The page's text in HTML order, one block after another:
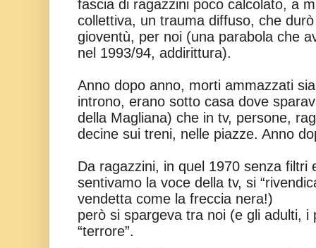
fascia di ragazzini poco calcolato, a
collettiva, un trauma diffuso, che
gioventù, per noi (una parabola che
nel 1993/94, addirittura).
Anno dopo anno, morti ammazzati
introno, erano sotto casa dove
della Magliana) che in tv, persone,
decine sui treni, nelle piazze. Anno
Da ragazzini, in quel 1970 senza filtri
sentivamo la voce della tv, si
vendetta come la freccia nera!)
però si spargeva tra noi (e gli adulti, i
“terrore”.